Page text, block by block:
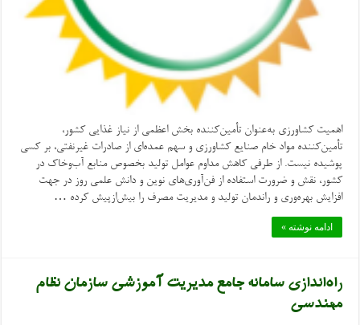
اهمیت کشاورزی به‌عنوان تأمین‌کننده بخش اعظمی از نیاز غذایی کشور،
تأمین‌کننده مواد خام صنایع کشاورزی و سهم عمده‌ای از صادرات غیرنفتی، بر کسی
پوشیده نیست. از طرفی کاهش مداوم عوامل تولید بخصوص منابع آب‌وخاک در
کشور، نقش و ضرورت استفاده از فن‌آوری‌های نوین و دانش علمی روز در جهت
افزایش بهره‌وری و راندمان تولید و مدیریت مصرف را بیش‌ازپیش کرده …
ادامه نوشته »
راه‌اندازی سامانه جامع مدیریت آموزشی سازمان نظام
مهندسی